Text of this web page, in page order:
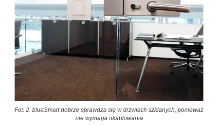
Fot. 2. blueSmart dobrze sprawdza się w drzwiach szklanych, ponieważ
nie wymaga okablowania